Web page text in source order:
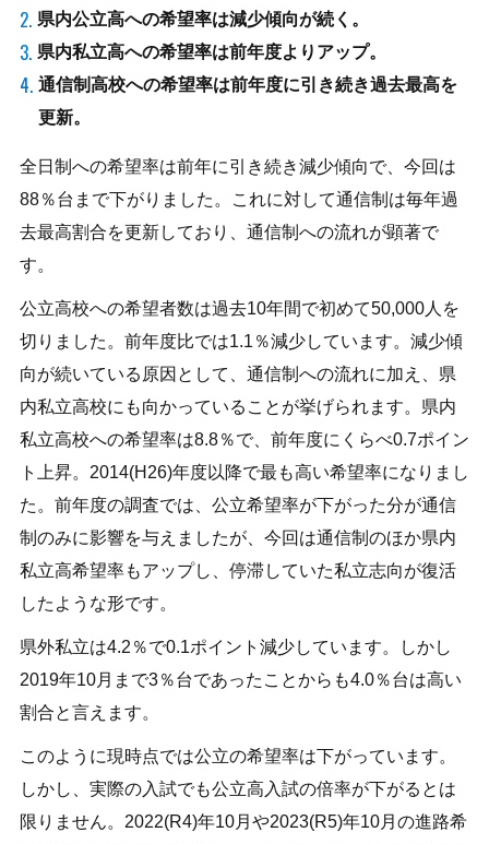
県内公立高への希望率は減少傾向が続く。
県内私立高への希望率は前年度よりアップ。
通信制高校への希望率は前年度に引き続き過去最高を
更新。
全日制への希望率は前年に引き続き減少傾向で、今回は
88％台まで下がりました。これに対して通信制は毎年過
去最高割合を更新しており、通信制への流れが顕著で
す。
公立高校への希望者数は過去10年間で初めて50,000人を
切りました。前年度比では1.1％減少しています。減少傾
向が続いている原因として、通信制への流れに加え、県
内私立高校にも向かっていることが挙げられます。県内
私立高校への希望率は8.8％で、前年度にくらべ0.7ポイン
ト上昇。2014(H26)年度以降で最も高い希望率になりまし
た。前年度の調査では、公立希望率が下がった分が通信
制のみに影響を与えましたが、今回は通信制のほか県内
私立高希望率もアップし、停滞していた私立志向が復活
したような形です。
県外私立は4.2％で0.1ポイント減少しています。しかし
2019年10月まで3％台であったことからも4.0％台は高い
割合と言えます。
このように現時点では公立の希望率は下がっています。
しかし、実際の入試でも公立高入試の倍率が下がるとは
限りません。2022(R4)年10月や2023(R5)年10月の進路希